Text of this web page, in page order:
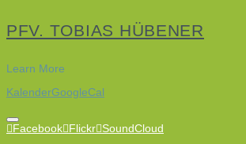
PFV. TOBIAS HÜBENER
Learn More
KalenderGoogleCal
Facebook Flickr SoundCloud